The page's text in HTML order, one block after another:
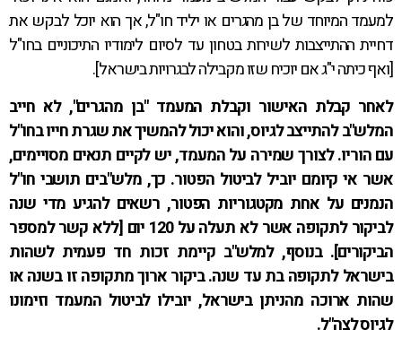
למעמד המיוחד של בן מהגרים או יליד חו"ל, אך הוא יוכל לבקש את
דחיית ההתייצבות לשירות בטחון עד לסיום לימודיו התיכוניים בחו"ל
[ואף כיתה י"ג אם יוכיח שזו מקבילה לבגרויות בישראל].
לאחר קבלת האישור וקבלת המעמד "בן מהגרים", לא חייב
המלש"ב להתייצב לגיוס, והוא יכול להמשיך את שגרת חייו בחו"ל
עם הוריו. לצורך שמירה על המעמד, יש לקיים תנאים מסויימים,
אשר אי קיומם יוביל לביטול הפטור. כך, מלש"בים תושבי חו"ל
הנמנים על אחת מקטגוריות הפטור, רשאים להגיע מדי שנה
לביקור לתקופה אשר לא תעלה על 120 יום [ללא קשר למספר
הביקורים]. בנוסף, למלש"ב קיימת זכות חד פעמית לשהות
בישראל לתקופה בת עד שנה. ביקור ארוך מתקופה זו בשנה או
שהות ארוכה מהניתן בישראל, יובילו לביטול המעמד וזימונו
לגיוס לצה"ל.